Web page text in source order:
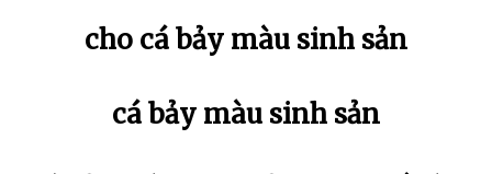
cho cá bảy màu sinh sản
cá bảy màu sinh sản